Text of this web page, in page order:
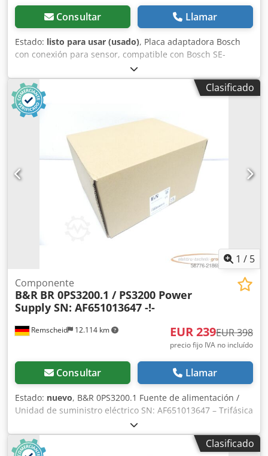
Consultar Llamar
Estado: listo para usar (usado), Placa adaptadora Bosch
con conexión para sensor, compatible con Bosch SE-
LB3.075.030-00.000 / Sensor rotatorio ERN 221.2133-1000.
Artículo usado, en buen estado de conservación, 100 %
funcional. El alcance del suministro se indica en las fotos.
Djdszr Dc Dopfx Adzsck
Clasificado
1 / 5
Remscheid 12.114 km
Componente
B&R BR 0PS3200.1 / PS3200 Power
Supply SN: AF651013647 -!-
EUR 239EUR 398
precio fijo IVA no incluído
Consultar Llamar
Estado: nuevo, B&R 0PS3200.1 Fuente de alimentación /
Unidad de suministro eléctrico SN: AF651013647 – Trifásica
/ 24VDC / 20A, sin uso en su embalaje original abierto (el
film aún está sellado), 100% funcional, entrega según las
fotos. Djdpey Npwqjfx Adzeck
Clasificado